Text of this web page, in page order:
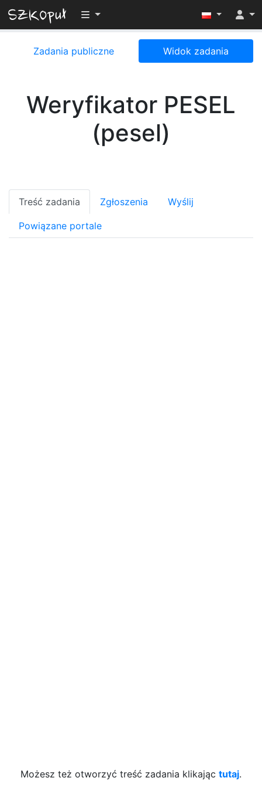
Przełącz widoczność menu
Zadania publiczne Widok zadania
Weryfikator PESEL
(pesel)
Treść zadania Zgłoszenia Wyślij
Powiązane portale
Możesz też otworzyć treść zadania klikając tutaj.